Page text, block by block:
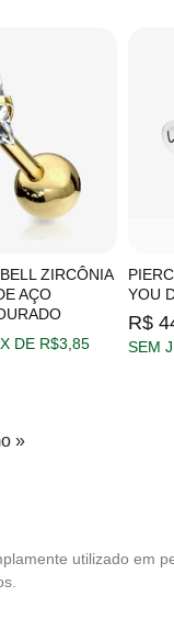
ZIRCÔNIA
AÇO
DE R$3,85
YOU
R$
SEM
»
utilizado em